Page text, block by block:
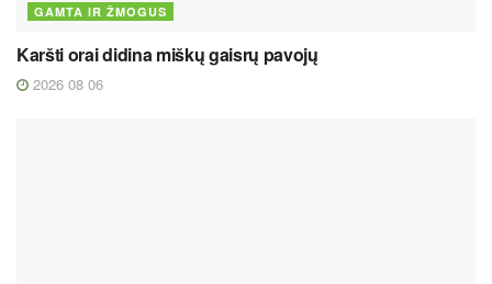
GAMTA IR ŽMOGUS
Karšti orai didina miškų gaisrų pavojų
2026 08 06